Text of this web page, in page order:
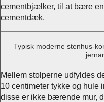
cementbjælker, til at bære
cementdæk.
Typisk moderne stenhus-
Mellem stolperne udfyldes
10 centimeter tykke og hule
disse er ikke bærende mur,